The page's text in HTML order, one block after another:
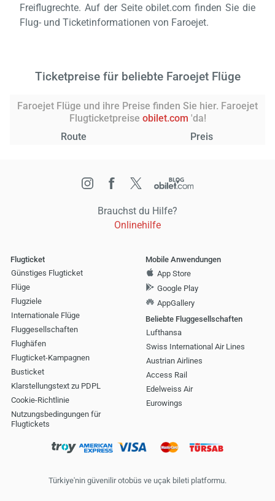
Freiflugrechte. Auf der Seite obilet.com finden Sie die
Flug- und Ticketinformationen von Faroejet.
Ticketpreise für beliebte Faroejet Flüge
Faroejet Flüge und ihre Preise finden Sie hier. Faroejet
Flugticketpreise obilet.com 'da!
Route
Preis
Brauchst du Hilfe?
Onlinehilfe
Flugticket
Günstiges Flugticket
Flüge
Flugziele
Internationale Flüge
Fluggesellschaften
Flughäfen
Flugticket-Kampagnen
Busticket
Klarstellungstext zu PDPL
Cookie-Richtlinie
Nutzungsbedingungen für
Flugtickets
Mobile Anwendungen
App Store
Google Play
AppGallery
Beliebte Fluggesellschaften
Lufthansa
Swiss International Air Lines
Austrian Airlines
Access Rail
Edelweiss Air
Eurowings
Türkiye'nin güvenilir otobüs ve uçak bileti platformu.